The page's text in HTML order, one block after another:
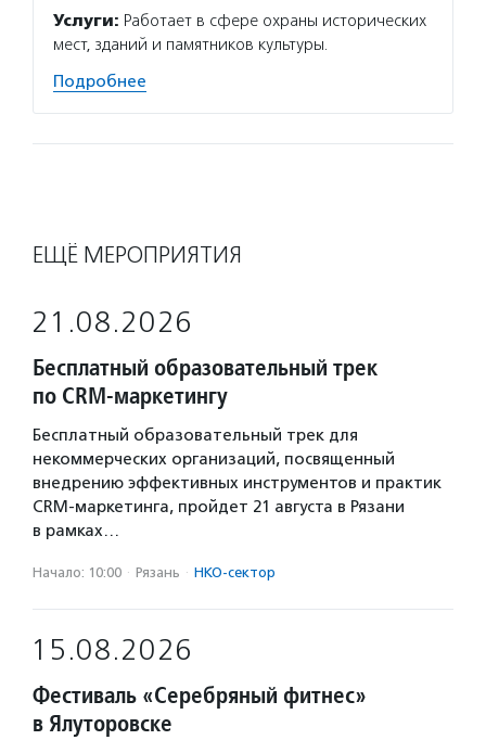
Услуги: Работает в сфере охраны исторических
мест, зданий и памятников культуры.
Подробнее
ЕЩЁ МЕРОПРИЯТИЯ
21.08.2026
Бесплатный образовательный трек
по CRM-маркетингу
Бесплатный образовательный трек для
некоммерческих организаций, посвященный
внедрению эффективных инструментов и практик
CRM-маркетинга, пройдет 21 августа в Рязани
в рамках…
Начало: 10:00 · Рязань · НКО-сектор
15.08.2026
Фестиваль «Серебряный фитнес»
в Ялуторовске